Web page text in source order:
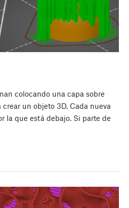
colocando una capa sobre
un objeto 3D. Cada nueva
la que está debajo. Si parte de